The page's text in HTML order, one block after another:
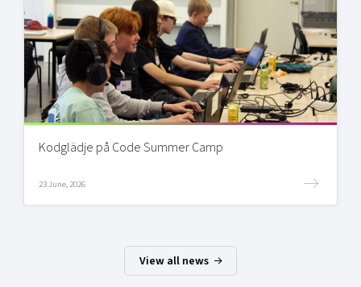
Kodglädje på Code Summer Camp
23 June, 2026
View all news